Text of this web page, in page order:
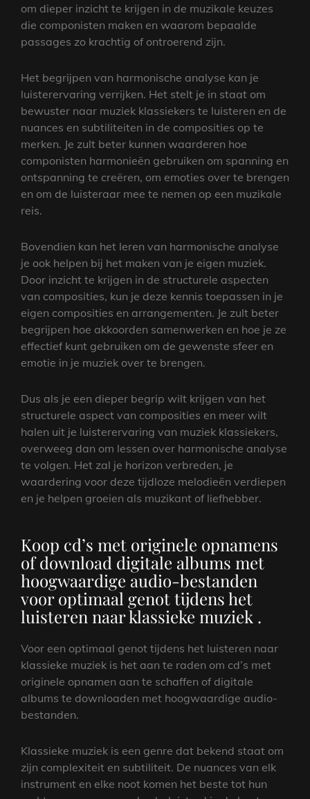
om dieper inzicht te krijgen in de muzikale keuzes
die componisten maken en waarom bepaalde
passages zo krachtig of ontroerend zijn.
Het begrijpen van harmonische analyse kan je
luisterervaring verrijken. Het stelt je in staat om
bewuster naar muziek klassiekers te luisteren en de
nuances en subtiliteiten in de composities op te
merken. Je zult beter kunnen waarderen hoe
componisten harmonieën gebruiken om spanning en
ontspanning te creëren, om emoties over te brengen
en om de luisteraar mee te nemen op een muzikale
reis.
Bovendien kan het leren van harmonische analyse
je ook helpen bij het maken van je eigen muziek.
Door inzicht te krijgen in de structurele aspecten
van composities, kun je deze kennis toepassen in je
eigen composities en arrangementen. Je zult beter
begrijpen hoe akkoorden samenwerken en hoe je ze
effectief kunt gebruiken om de gewenste sfeer en
emotie in je muziek over te brengen.
Dus als je een dieper begrip wilt krijgen van het
structurele aspect van composities en meer wilt
halen uit je luisterervaring van muziek klassiekers,
overweeg dan om lessen over harmonische analyse
te volgen. Het zal je horizon verbreden, je
waardering voor deze tijdloze melodieën verdiepen
en je helpen groeien als muzikant of liefhebber.
Koop cd’s met originele opnamens
of download digitale albums met
hoogwaardige audio-bestanden
voor optimaal genot tijdens het
luisteren naar klassieke muziek .
Voor een optimaal genot tijdens het luisteren naar
klassieke muziek is het aan te raden om cd’s met
originele opnamen aan te schaffen of digitale
albums te downloaden met hoogwaardige audio-
bestanden.
Klassieke muziek is een genre dat bekend staat om
zijn complexiteit en subtiliteit. De nuances van elk
instrument en elke noot komen het beste tot hun